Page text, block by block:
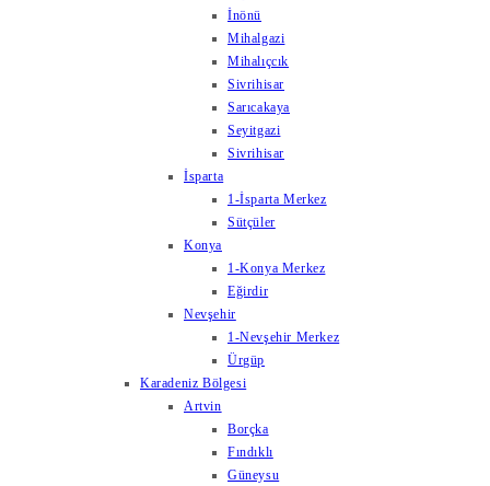
İnönü
Mihalgazi
Mihalıçcık
Sivrihisar
Sarıcakaya
Seyitgazi
Sivrihisar
İsparta
1-İsparta Merkez
Sütçüler
Konya
1-Konya Merkez
Eğirdir
Nevşehir
1-Nevşehir Merkez
Ürgüp
Karadeniz Bölgesi
Artvin
Borçka
Fındıklı
Güneysu